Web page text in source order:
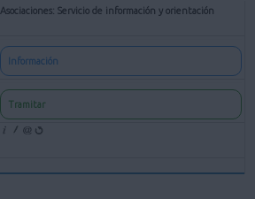
Asociaciones: Servicio de información y orientación
Información
Tramitar